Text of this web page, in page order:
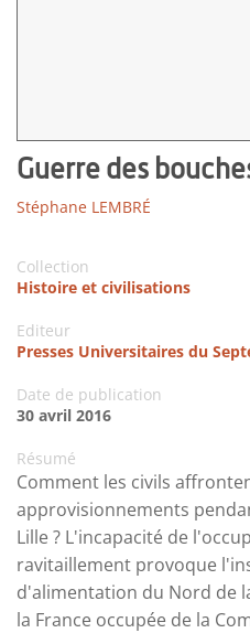
Guerre des
Stéphane LEMBRÉ
Collection
Histoire et civilisations
Editeur
Presses Universitaires du
Date de publication
30 avril 2016
Résumé
Comment les civils
approvisionnements
Lille ? L'incapacité de
ravitaillement provoque
d'alimentation du Nord de
la France occupée de la